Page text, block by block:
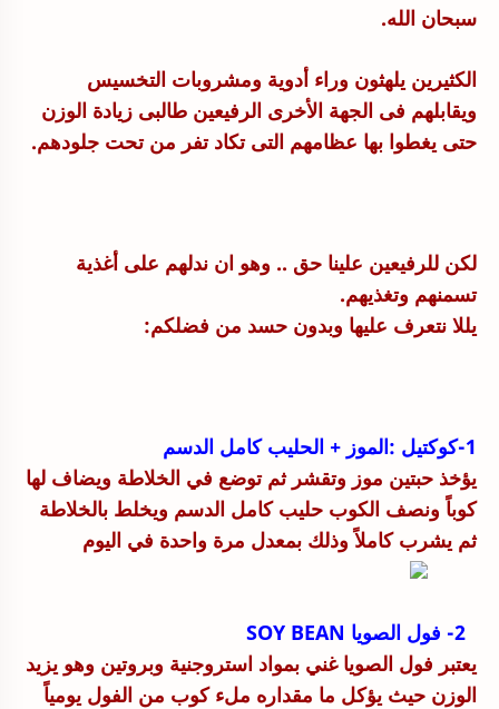
سبحان الله.
الكثيرين يلهثون وراء أدوية ومشروبات التخسيس
ويقابلهم فى الجهة الأخرى الرفيعين طالبى زيادة الوزن
حتى يغطوا بها عظامهم التى تكاد تفر من تحت جلودهم.
لكن للرفيعين علينا حق .. وهو ان ندلهم على أغذية
تسمنهم وتغذيهم.
يللا نتعرف عليها وبدون حسد من فضلكم:
1-كوكتيل :الموز + الحليب كامل الدسم
يؤخذ حبتين موز وتقشر ثم توضع في الخلاطة ويضاف لها
كوباً ونصف الكوب حليب كامل الدسم ويخلط بالخلاطة
ثم يشرب كاملاً وذلك بمعدل مرة واحدة في اليوم
يعتبر فول الصويا غني بمواد استروجنية وبروتين وهو يزيد
الوزن حيث يؤكل ما مقداره ملء كوب من الفول يومياً